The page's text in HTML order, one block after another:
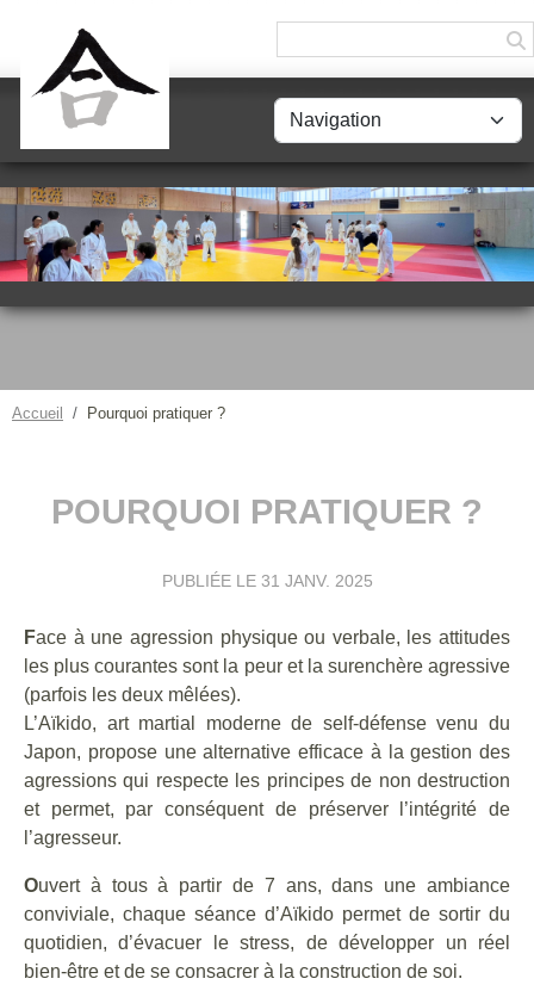
Accueil Pourquoi pratiquer ?
POURQUOI PRATIQUER ?
PUBLIÉE LE 31 JANV. 2025
Face à une agression physique ou verbale, les attitudes
les plus courantes sont la peur et la surenchère agressive
(parfois les deux mêlées).
L’Aïkido, art martial moderne de self-défense venu du
Japon, propose une alternative efficace à la gestion des
agressions qui respecte les principes de non destruction
et permet, par conséquent de préserver l’intégrité de
l’agresseur.
Ouvert à tous à partir de 7 ans, dans une ambiance
conviviale, chaque séance d’Aïkido permet de sortir du
quotidien, d’évacuer le stress, de développer un réel
bien-être et de se consacrer à la construction de soi.